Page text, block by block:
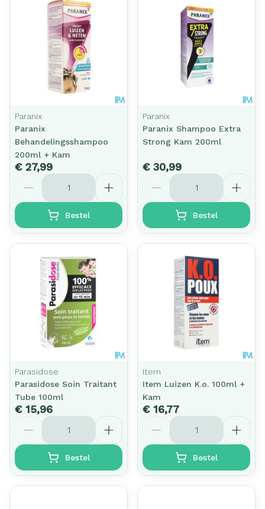
Paranix
Paranix
Behandelingsshampoo
200ml + Kam
€ 27,99
Aantal
Bestel
Paranix
Paranix Shampoo Extra
Strong Kam 200ml
€ 30,99
Aantal
Bestel
Parasidose
Parasidose Soin Traitant
Tube 100ml
€ 15,96
Aantal
Bestel
Item
Item Luizen K.o. 100ml +
Kam
€ 16,77
Aantal
Bestel